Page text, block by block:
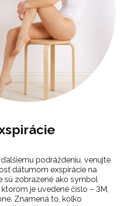
podráždeniu, venujte
dátumom exspirácie na
sú zobrazené ako symbol
je uvedené číslo – 3M,
Znamená to, koľko